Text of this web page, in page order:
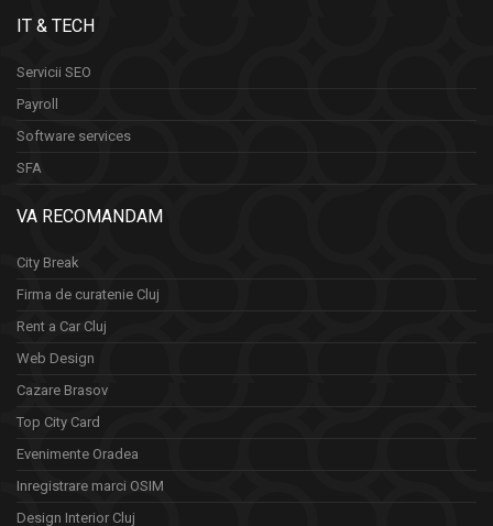
IT & TECH
Servicii SEO
Payroll
Software services
SFA
VA RECOMANDAM
City Break
Firma de curatenie Cluj
Rent a Car Cluj
Web Design
Cazare Brasov
Top City Card
Evenimente Oradea
Inregistrare marci OSIM
Design Interior Cluj